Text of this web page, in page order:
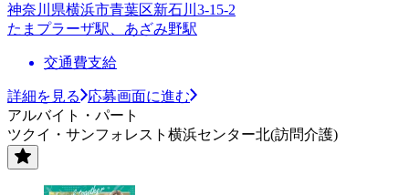
神奈川県横浜市青葉区新石川3-15-2
たまプラーザ駅、あざみ野駅
交通費支給
詳細を見る
応募画面に進む
アルバイト・パート
ツクイ・サンフォレスト横浜センター北(訪問介護)